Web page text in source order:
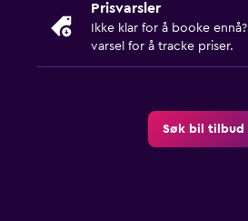
Prisvarsler
Ikke klar for å booke ennå?
varsel for å tracke priser.
Søk bil tilbud